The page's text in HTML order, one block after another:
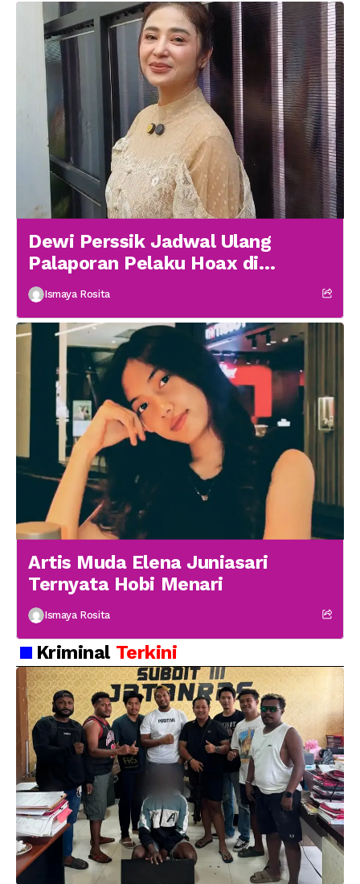
Dewi Perssik Jadwal Ulang
Palaporan Pelaku Hoax di
Medsos
Ismaya Rosita
Artis Muda Elena Juniasari
Ternyata Hobi Menari
Ismaya Rosita
Kriminal Terkini